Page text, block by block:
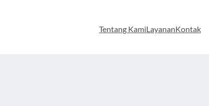
Tentang KamiLayananKontak